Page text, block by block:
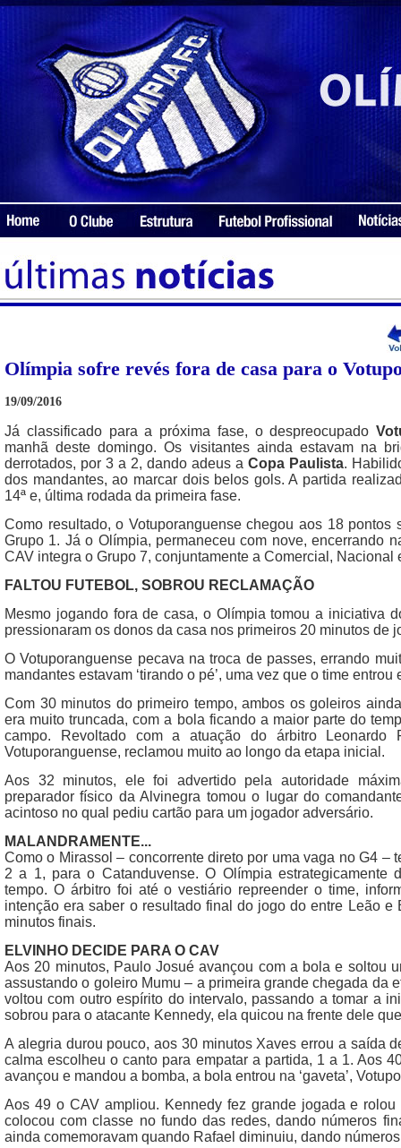
Olímpia sofre revés fora de casa para o
19/09/2016
Já classificado para a próxima fase, o despreocupado
manhã deste domingo. Os visitantes ainda estavam na
derrotados, por 3 a 2, dando adeus a Copa Paulista.
dos mandantes, ao marcar dois belos gols. A partida
14ª e, última rodada da primeira fase.
Como resultado, o Votuporanguense chegou aos 18
Grupo 1. Já o Olímpia, permaneceu com nove, encerrando
CAV integra o Grupo 7, conjuntamente a Comercial, Nacional
FALTOU FUTEBOL, SOBROU RECLAMAÇÃO
Mesmo jogando fora de casa, o Olímpia tomou a iniciativa
pressionaram os donos da casa nos primeiros 20 minutos de
O Votuporanguense pecava na troca de passes, errando
mandantes estavam ‘tirando o pé’, uma vez que o time
Com 30 minutos do primeiro tempo, ambos os goleiros
era muito truncada, com a bola ficando a maior parte do
campo. Revoltado com a atuação do árbitro Leonardo
Votuporanguense, reclamou muito ao longo da etapa inicial.
Aos 32 minutos, ele foi advertido pela autoridade
preparador físico da Alvinegra tomou o lugar do
acintoso no qual pediu cartão para um jogador adversário.
MALANDRAMENTE...
Como o Mirassol – concorrente direto por uma vaga no G4 –
2 a 1, para o Catanduvense. O Olímpia estrategicamente
tempo. O árbitro foi até o vestiário repreender o time,
intenção era saber o resultado final do jogo do entre Leão e
minutos finais.
ELVINHO DECIDE PARA O CAV
Aos 20 minutos, Paulo Josué avançou com a bola e soltou
assustando o goleiro Mumu – a primeira grande chegada da
voltou com outro espírito do intervalo, passando a tomar a
sobrou para o atacante Kennedy, ela quicou na frente dele
A alegria durou pouco, aos 30 minutos Xaves errou a saída
calma escolheu o canto para empatar a partida, 1 a 1. Aos
avançou e mandou a bomba, a bola entrou na ‘gaveta’,
Aos 49 o CAV ampliou. Kennedy fez grande jogada e
colocou com classe no fundo das redes, dando números
ainda comemoravam quando Rafael diminuiu, dando